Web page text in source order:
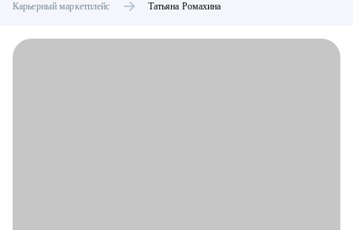
Карьерный маркетплейс Татьяна Ромахина